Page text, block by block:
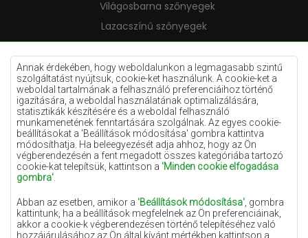
Annak érdekében, hogy weboldalunkon a legmagasabb szintű
szolgáltatást nyújtsuk, cookie-ket használunk. A cookie-ket a
weboldal tartalmának a felhasználó preferenciáihoz történő
igazítására, a weboldal használatának optimalizálására,
statisztikák készítésére és a weboldal felhasználó
munkamenetének fenntartására szolgálnak. Az egyes cookie-
beállításokat a 'Beállítások módosítása' gombra kattintva
módosíthatja. Ha beleegyezését adja ahhoz, hogy az Ön
végberendezésén a fent megadott összes kategóriába tartozó
cookie-kat telepítsük, kattintson a 'Minden cookie elfogadása
gombra'
Abban az esetben, amikor a 'Beállítások módosítása' , gombra
kattintunk, ha a beállítások megfelelnek az Ön preferenciáinak,
akkor a cookie-k végberendezésen történő telepítéséhez való
hozzájárulásához az Ön által kívánt mértékben kattintson a
Világosbarna szőnyegek
Lazacszínű szőnyegek
Krémszínű szőnyegek
Lila szőnyegek
Sárga szőnyegek
Mentaszínű szőnyegek
Világoskék szőnyegek
Narancssárga szőnyegek
Rózsaszín szőnyegek
Terrakotta szőnyegek
Zöld szőnyegek